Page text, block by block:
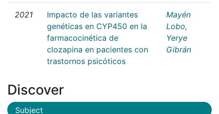
2021
Impacto de las variantes
genéticas en CYP450 en la
farmacocinética de
clozapina en pacientes con
trastornos psicóticos
Mayén
Lobo,
Yerye
Gibrán
Discover
Subject